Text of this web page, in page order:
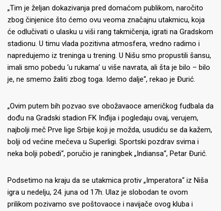
„Tim je željan dokazivanja pred domaćom publikom, naročito
zbog činjenice što ćemo ovu veoma značajnu utakmicu, koja
će odlučivati o ulasku u viši rang takmičenja, igrati na Gradskom
stadionu. U timu vlada pozitivna atmosfera, vredno radimo i
napredujemo iz treninga u trening. U Nišu smo propustili šansu,
imali smo pobedu ‘u rukama’ u više navrata, ali šta je bilo – bilo
je, ne smemo žaliti zbog toga. Idemo dalje“, rekao je Đurić.
„Ovim putem bih pozvao sve obožavaoce američkog fudbala da
dođu na Gradski stadion FK Inđija i pogledaju ovaj, verujem,
najbolji meč Prve lige Srbije koji je možda, usudiću se da kažem,
bolji od većine mečeva u Superligi. Sportski pozdrav svima i
neka bolji pobedi“, poručio je raningbek „Indiansa“, Petar Đurić.
Podsetimo na kraju da se utakmica protiv „Imperatora“ iz Niša
igra u nedelju, 24. juna od 17h. Ulaz je slobodan te ovom
prilikom pozivamo sve poštovaoce i navijače ovog kluba i